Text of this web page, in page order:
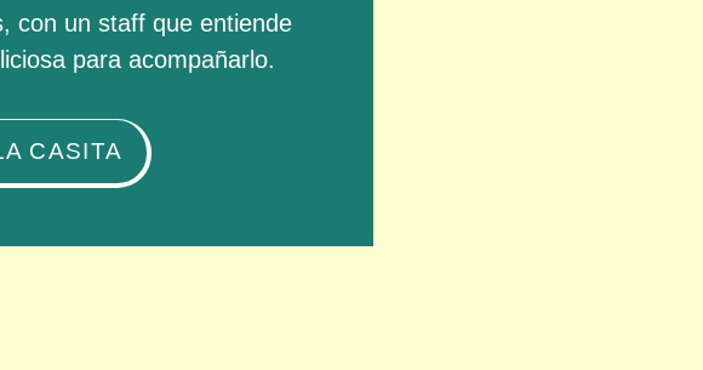
con un staff que entiende
para acompañarlo.
CASITA